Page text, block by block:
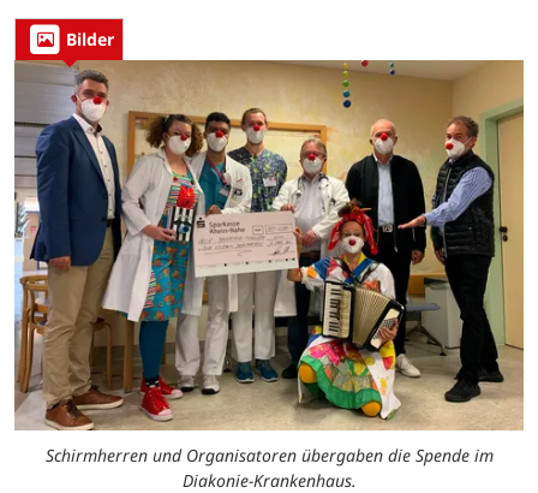
Bilder
Schirmherren und Organisatoren übergaben die Spende im
Diakonie-Krankenhaus.